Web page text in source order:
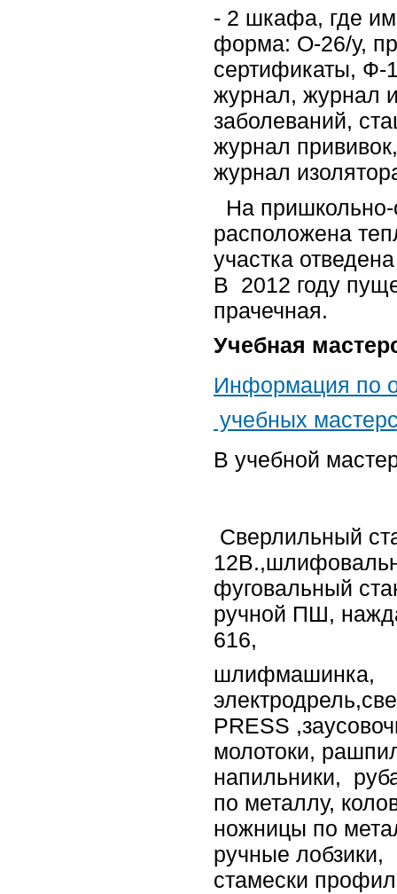
- 2 шкафа, где
форма: О-26/у,
сертификаты, Ф-
журнал, журнал
заболеваний,
журнал
журнал
На пришкольно-
расположена
участка
В 2012 году
прачечная.
Учебная
Информация по
учебных
В учебной
Сверлильный
фуговальный
ручной ПШ,
616,
шлифмашинка,
PRESS
молотоки,
напильники,
по металлу,
ножницы по
ручные лобзики,
стамески